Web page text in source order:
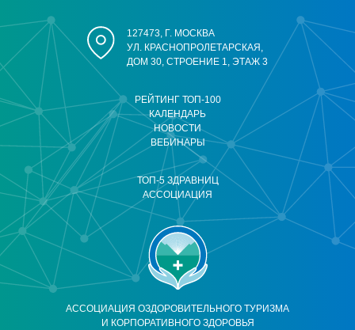
АССОЦИАЦИЯ ОЗДОРОВИТЕЛЬНОГО ТУРИЗМА
И КОРПОРАТИВНОГО ЗДОРОВЬЯ
РЕЙТИНГ ТОП-100
КАЛЕНДАРЬ
НОВОСТИ
ВЕБИНАРЫ
ТОП-5 ЗДРАВНИЦ
АССОЦИАЦИЯ
127473, Г. МОСКВА
УЛ. КРАСНОПРОЛЕТАРСКАЯ,
ДОМ 30, СТРОЕНИЕ 1, ЭТАЖ 3